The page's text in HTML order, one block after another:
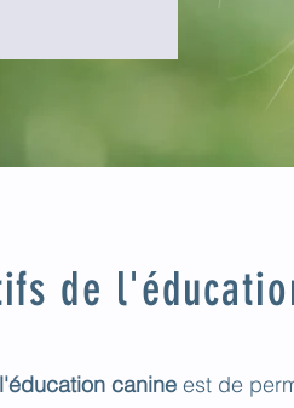
de
canine est de